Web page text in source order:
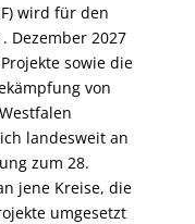
wird für den
Dezember 2027
sowie die
von
landesweit an
zum 28.
jene Kreise, die
umgesetzt